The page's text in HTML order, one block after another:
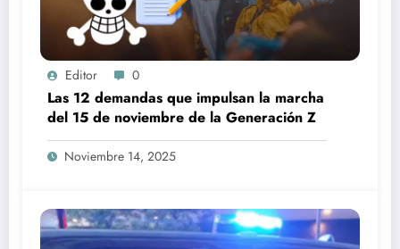
Editor 0
Las 12 demandas que impulsan la marcha
del 15 de noviembre de la Generación Z
Noviembre 14, 2025